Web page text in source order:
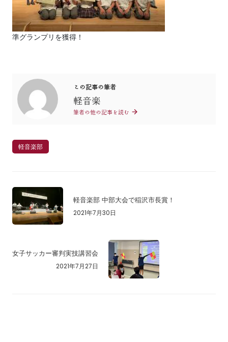
準グランプリを獲得！
この記事の筆者
軽音楽
筆者の他の記事を読む
軽音楽部
軽音楽部 中部大会で稲沢市長賞！
2021年7月30日
女子サッカー審判実技講習会
2021年7月27日